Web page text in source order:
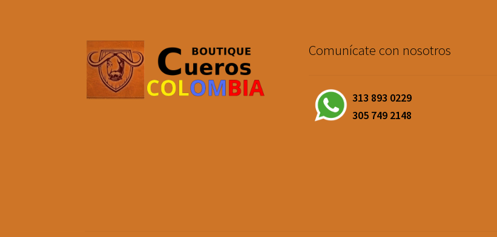
Comunícate con nosotros
313 893 0229
305 749 2148